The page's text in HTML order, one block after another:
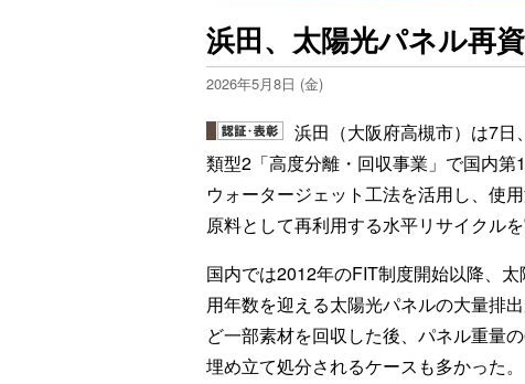
浜田、太陽光パネル再
2026年5月8日 (金)
浜田（大阪府高槻市）は7
類型2「高度分離・回収事業」で国内
ウォータージェット工法を活用し、使
原料として再利用する水平リサイクルを
国内では2012年のFIT制度開始以降、
用年数を迎える太陽光パネルの大量排
ど一部素材を回収した後、パネル重量
埋め立て処分されるケースも多かった。